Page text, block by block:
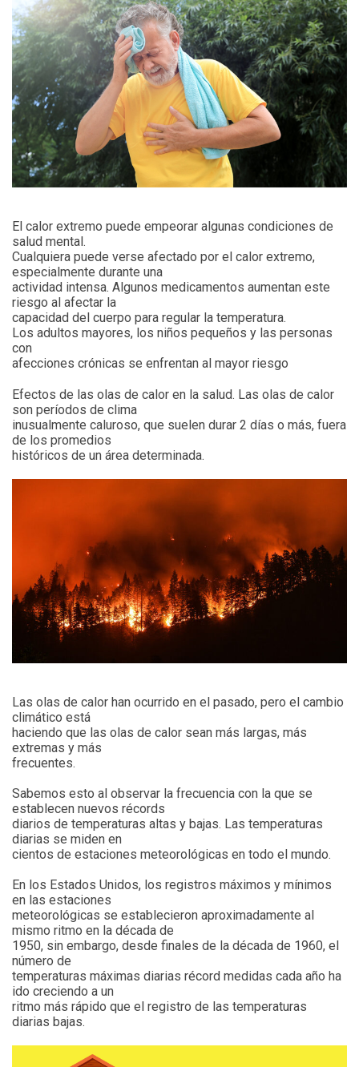
El calor extremo puede empeorar algunas condiciones de
salud mental.
Cualquiera puede verse afectado por el calor extremo,
especialmente durante una
actividad intensa. Algunos medicamentos aumentan este
riesgo al afectar la
capacidad del cuerpo para regular la temperatura.
Los adultos mayores, los niños pequeños y las personas
con
afecciones crónicas se enfrentan al mayor riesgo
Efectos de las olas de calor en la salud. Las olas de calor
son períodos de clima
inusualmente caluroso, que suelen durar 2 días o más, fuera
de los promedios
históricos de un área determinada.
Las olas de calor han ocurrido en el pasado, pero el cambio
climático está
haciendo que las olas de calor sean más largas, más
extremas y más
frecuentes.
Sabemos esto al observar la frecuencia con la que se
establecen nuevos récords
diarios de temperaturas altas y bajas. Las temperaturas
diarias se miden en
cientos de estaciones meteorológicas en todo el mundo.
En los Estados Unidos, los registros máximos y mínimos
en las estaciones
meteorológicas se establecieron aproximadamente al
mismo ritmo en la década de
1950, sin embargo, desde finales de la década de 1960, el
número de
temperaturas máximas diarias récord medidas cada año ha
ido creciendo a un
ritmo más rápido que el registro de las temperaturas
diarias bajas.